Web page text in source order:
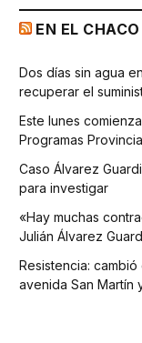
EN EL CHACO
Dos días sin agua
recuperar el
Este lunes
Programas
Caso Álvarez
para investigar
«Hay muchas
Julián Álvarez
Resistencia:
avenida San Martín